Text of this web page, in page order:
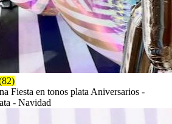
Fiesta en tonos plata Aniversarios -
- Navidad